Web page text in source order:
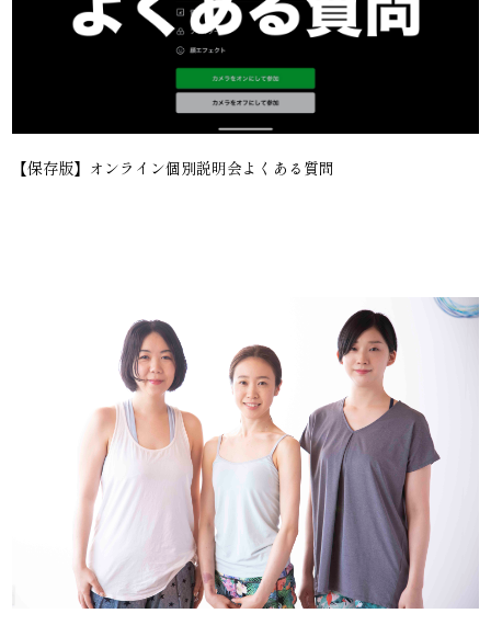
【保存版】オンライン個別説明会よくある質問